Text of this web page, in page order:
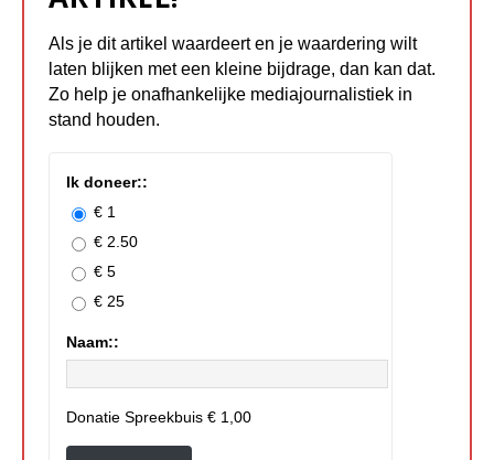
Als je dit artikel waardeert en je waardering wilt
laten blijken met een kleine bijdrage, dan kan dat.
Zo help je onafhankelijke mediajournalistiek in
stand houden.
Ik doneer::
€ 1
€ 2.50
€ 5
€ 25
Naam::
Donatie Spreekbuis € 1,00